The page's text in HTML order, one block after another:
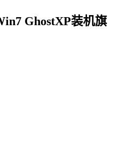
GhostXP装机旗